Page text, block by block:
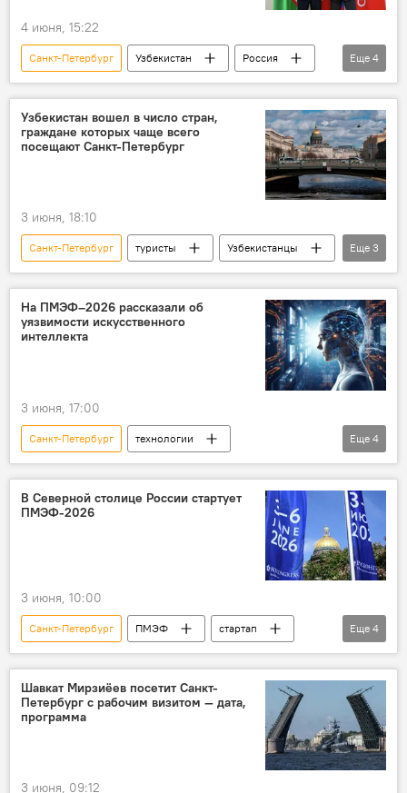
4 июня, 15:22
Санкт-Петербург Узбекистан
Россия
Встреча
Жамшид Ходжаев
товарооборот
ПМЭФ
Еще 4
Узбекистан вошел в число стран,
граждане которых чаще всего
посещают Санкт-Петербург
3 июня, 18:10
Санкт-Петербург туристы
Узбекистанцы
Россия
Общество ПМЭФ
Еще 3
На ПМЭФ–2026 рассказали об
уязвимости искусственного
интеллекта
3 июня, 17:00
Санкт-Петербург
технологии
искусственный интеллект
ПМЭФ
Общество
Россия
Еще 4
В Северной столице России стартует
ПМЭФ-2026
3 июня, 10:00
Санкт-Петербург ПМЭФ
стартап
Россия
Экономика
Шавкат Мирзиёев
Владимир Путин
Еще 4
Шавкат Мирзиёев посетит Санкт-
Петербург с рабочим визитом — дата,
программа
3 июня, 09:12